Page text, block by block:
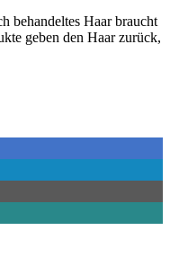
behandeltes Haar braucht
geben den Haar zurück,